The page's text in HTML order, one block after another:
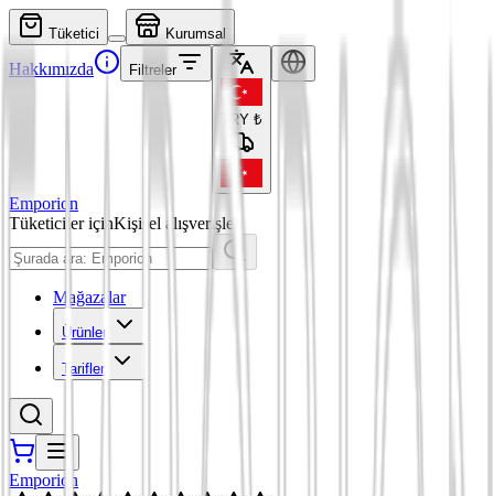
Tüketici Kurumsal
Hakkımızda Filtreler
TRY ₺
Emporion
Tüketiciler içinKişisel alışverişler
Mağazalar
Ürünler
Tarifler
Emporion